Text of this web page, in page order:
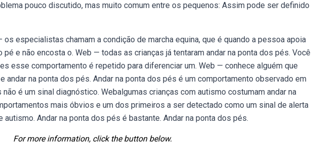
pouco discutido, mas muito comum entre os pequenos: Assim pode ser definido
especialistas chamam a condição de marcha equina, que é quando a pessoa apoia
e não encosta o. Web — todas as crianças já tentaram andar na ponta dos pés. Você
esse comportamento é repetido para diferenciar um. Web — conhece alguém que
andar na ponta dos pés. Andar na ponta dos pés é um comportamento observado em
é um sinal diagnóstico. Webalgumas crianças com autismo costumam andar na
mais óbvios e um dos primeiros a ser detectado como um sinal de alerta
Andar na ponta dos pés é bastante. Andar na ponta dos pés.
For more information, click the button below.